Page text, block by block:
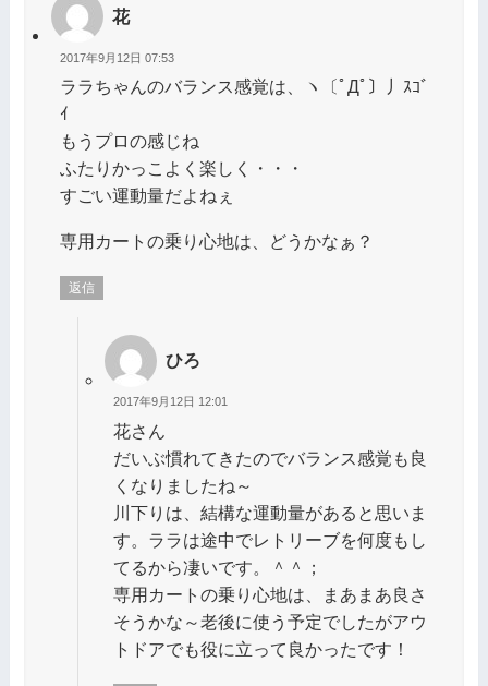
花
2017年9月12日 07:53
ララちゃんのバランス感覚は、ヽ〔ﾟДﾟ〕丿ｽｺﾞ
ｲ
もうプロの感じね
ふたりかっこよく楽しく・・・
すごい運動量だよねぇ
専用カートの乗り心地は、どうかなぁ？
返信
ひろ
2017年9月12日 12:01
花さん
だいぶ慣れてきたのでバランス感覚も良
くなりましたね～
川下りは、結構な運動量があると思いま
す。ララは途中でレトリーブを何度もし
てるから凄いです。＾＾；
専用カートの乗り心地は、まあまあ良さ
そうかな～老後に使う予定でしたがアウ
トドアでも役に立って良かったです！